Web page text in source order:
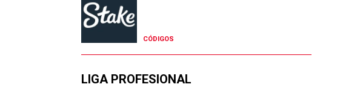
CÓDIGOS
LIGA PROFESIONAL